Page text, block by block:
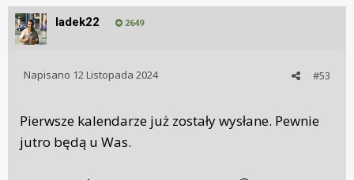
ladek22 2649
#53
Napisano 12 Listopada 2024
Pierwsze kalendarze już zostały wysłane. Pewnie
jutro będą u Was.